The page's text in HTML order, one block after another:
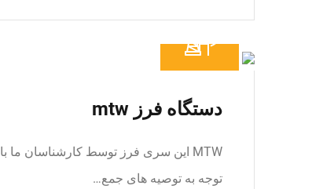
دستگاه فرز mtw
MTW این سری فرز توسط کارشناسان ما با
توجه به توصیه های جمع…